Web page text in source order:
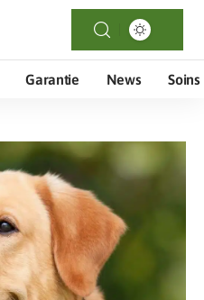
Garantie News Soins